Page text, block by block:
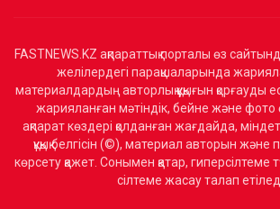
FASTNEWS.KZ ақпараттық порталы өз
желілердегі парақшаларында
материалдардың авторлық құқығын қорғауды
жарияланған мәтіндік, бейне және фото
ақпарат көздері қолданған жағдайда,
құқық белгісін (©), материал авторын
көрсету қажет. Сонымен қатар, гиперсілтеме
сілтеме жасау талап